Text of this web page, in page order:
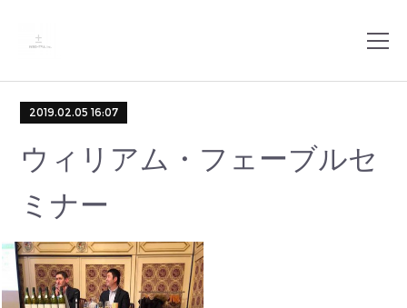
2019.02.05 16:07
ウィリアム・フェーブルセ
ミナー